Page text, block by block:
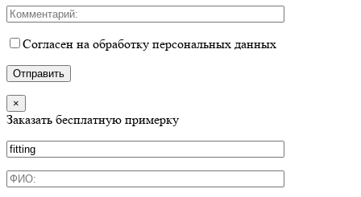
Согласен на обработку персональных данных
×
Заказать бесплатную примерку